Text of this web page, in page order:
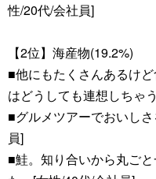
性/20代/会社員]
【2位】海産物(19.2%)
■他にもたくさんあるけ
はどうしても連想しちゃ
■グルメツアーでおいし
員]
■鮭。知り合いから丸ご